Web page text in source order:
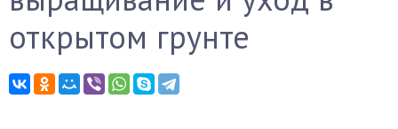
открытом грунте